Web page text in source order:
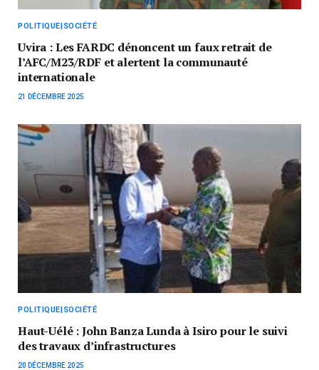
POLITIQUE|SOCIÉTÉ
Uvira : Les FARDC dénoncent un faux retrait de
l’AFC/M23/RDF et alertent la communauté
internationale
21 DÉCEMBRE 2025
POLITIQUE|SOCIÉTÉ
Haut-Uélé : John Banza Lunda à Isiro pour le suivi
des travaux d’infrastructures
20 DÉCEMBRE 2025